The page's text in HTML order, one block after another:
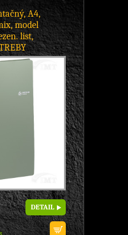
A4,
model
list,
DETAIL